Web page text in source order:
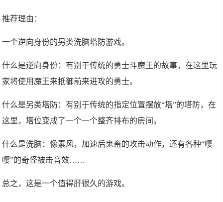
推荐理由：
一个逆向身份的另类洗脑塔防游戏。
什么是逆向身份：有别于传统的勇士斗魔王的故事，在这里玩
家将使用魔王来抵御前来进攻的勇士。
什么是另类塔防：有别于传统的指定位置摆放“塔”的塔防，在
这里，塔位变成了一个一个整齐排布的房间。
什么是洗脑：像素风，加速后鬼畜的攻击动作，还有各种“嘤
嘤”的奇怪被击音效……
总之，这是一个值得肝很久的游戏。